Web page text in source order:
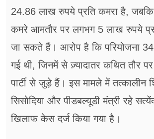
24.86 लाख रुपये प्रति कमरा है, जबकि
कमरे आमतौर पर लगभग 5 लाख रुपये
जा सकते हैं। आरोप है कि परियोजना 34
गई थी, जिनमें से ज़्यादातर कथित तौर
पार्टी से जुड़े हैं। इस मामले में तत्कालीन
सिसोदिया और पीडबल्यूडी मंत्री रहे
खिलाफ केस दर्ज किया गया है।